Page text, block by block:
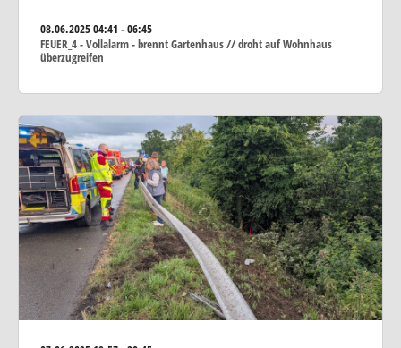
08.06.202504:41 - 06:45
FEUER_4 - Vollalarm - brennt Gartenhaus // droht auf Wohnhaus
überzugreifen